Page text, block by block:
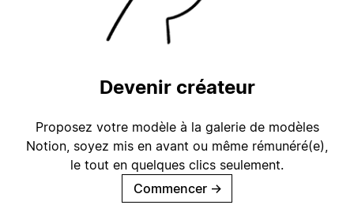
Devenir créateur
Proposez votre modèle à la galerie de modèles
Notion, soyez mis en avant ou même rémunéré(e),
le tout en quelques clics seulement.
Commencer →